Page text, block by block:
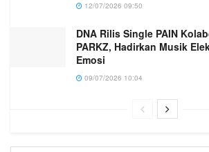
12/07/2026 09:50
DNA Rilis Single PAIN
PARKZ, Hadirkan Musik
Emosi
09/07/2026 10:04